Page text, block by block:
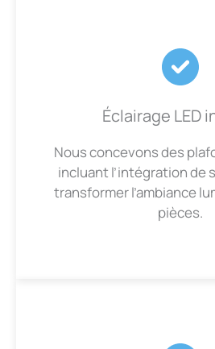
Éclairage LED
Nous concevons des
incluant l’intégration de
transformer l’ambiance
pièces.